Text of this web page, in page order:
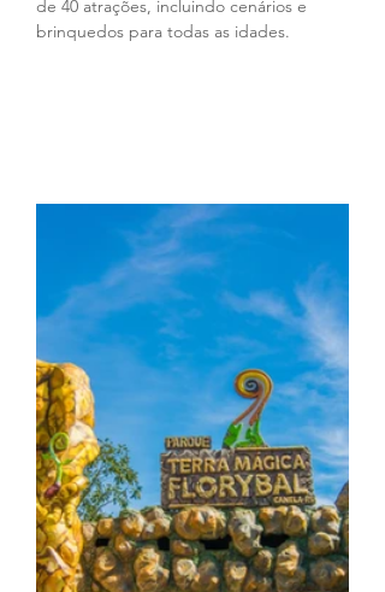
de 40 atrações, incluindo cenários e
brinquedos para todas as idades.